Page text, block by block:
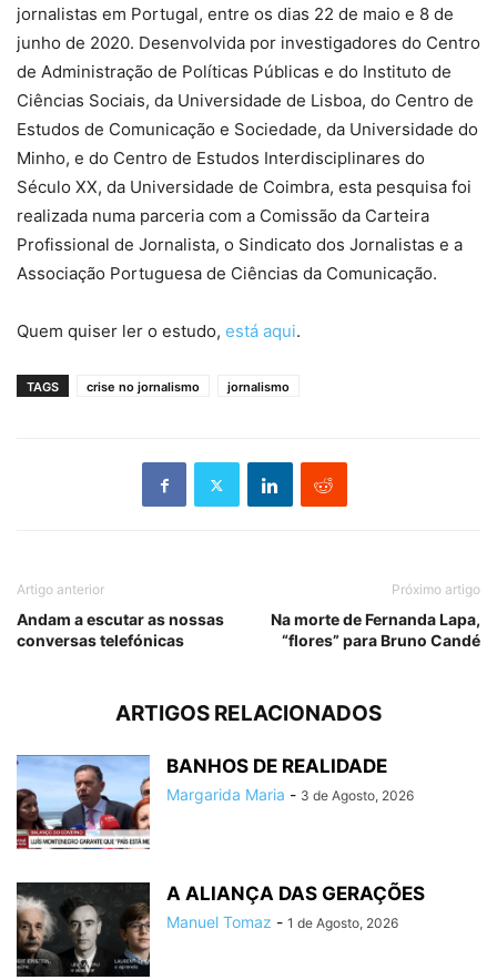
jornalistas em Portugal, entre os dias 22 de maio e 8 de
junho de 2020. Desenvolvida por investigadores do Centro
de Administração de Políticas Públicas e do Instituto de
Ciências Sociais, da Universidade de Lisboa, do Centro de
Estudos de Comunicação e Sociedade, da Universidade do
Minho, e do Centro de Estudos Interdisciplinares do
Século XX, da Universidade de Coimbra, esta pesquisa foi
realizada numa parceria com a Comissão da Carteira
Profissional de Jornalista, o Sindicato dos Jornalistas e a
Associação Portuguesa de Ciências da Comunicação.
Quem quiser ler o estudo, está aqui.
TAGS crise no jornalismo jornalismo
Artigo anterior
Andam a escutar as nossas
conversas telefónicas
Próximo artigo
Na morte de Fernanda Lapa,
“flores” para Bruno Candé
ARTIGOS RELACIONADOS
BANHOS DE REALIDADE
Margarida Maria - 3 de Agosto, 2026
A ALIANÇA DAS GERAÇÕES
Manuel Tomaz - 1 de Agosto, 2026